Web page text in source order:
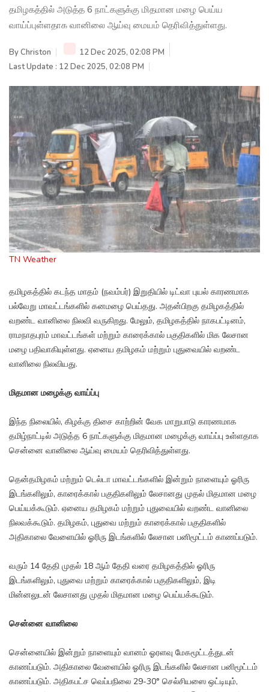
தமிழகத்தில் அடுத்த 6 நாட்களுக்கு மிதமான மழை பெய்ய
வாய்ப்புள்ளதாக வானிலை ஆய்வு மையம் தெரிவித்துள்ளது.
ByChriston
12 Dec 2025, 02:08 PM
Last Update : 12 Dec 2025, 02:08 PM
TN Weather
தமிழகத்தில் கடந்த மாதம் (நவம்பர்) இறுதியில் டிட்வா புயல் காரணமாக
பல்வேறு மாவட்டங்களில் கனமழை பெய்தது. அதன்பிறகு தமிழகத்தில்
வறண்ட வானிலை நிலவி வருகிறது. மேலும், தமிழகத்தில் நாகபட்டினம்,
ராமநாதபுரம் மாவட்டங்கள் மற்றும் காரைக்கால் பகுதிகளில் மிக லேசான
மழை பதிவாகியுள்ளது. ஏனைய தமிழகம் மற்றும் புதுவையில் வறண்ட
வானிலை நிலவியது.
மிதமான மழைக்கு வாய்ப்பு
இந்த நிலையில், கிழக்கு திசை காற்றின் வேக மாறுபாடு காரணமாக
தமிழ்நாட்டில் அடுத்த 6 நாட்களுக்கு மிதமான மழைக்கு வாய்ப்பு உள்ளதாக
சென்னை வானிலை ஆய்வு மையம் தெரிவித்துள்ளது.
தென்தமிழகம் மற்றும் டெல்டா மாவட்டங்களில் இன்றும் நாளையும் ஓரிரு
இடங்களிலும், காரைக்கால் பகுதிகளிலும் லேசானது முதல் மிதமான மழை
பெய்யக்கூடும். ஏனைய தமிழகம் மற்றும் புதுவையில் வறண்ட வானிலை
நிலவக்கூடும். தமிழகம், புதுவை மற்றும் காரைக்கால் பகுதிகளில்
அதிகாலை வேளையில் ஓரிரு இடங்களில் லேசான பனிமூட்டம் காணப்படும்.
வரும் 14 தேதி முதல் 18 ஆம் தேதி வரை தமிழகத்தில் ஓரிரு
இடங்களிலும், புதுவை மற்றும் காரைக்கால் பகுதிகளிலும், இடி
மின்னலுடன் லேசானது முதல் மிதமான மழை பெய்யக்கூடும்.
சென்னை வானிலை
சென்னையில் இன்றும் நாளையும் வானம் ஓரளவு மேகமூட்டத்துடன்
காணப்படும். அதிகாலை வேளையில் ஓரிரு இடங்களில் லேசான பனிமூட்டம்
காணப்படும். அதிகபட்ச வெப்பநிலை 29-30° செல்சியஸை ஒட்டியும்,